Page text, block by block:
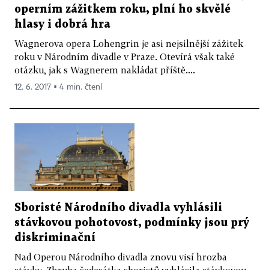
operním zážitkem roku, plní ho skvělé
hlasy i dobrá hra
Wagnerova opera Lohengrin je asi nejsilnější zážitek
roku v Národním divadle v Praze. Otevírá však také
otázku, jak s Wagnerem nakládat příště....
12. 6. 2017 ▪ 4 min. čtení
Sboristé Národního divadla vyhlásili
stávkovou pohotovost, podmínky jsou prý
diskriminační
Nad Operou Národního divadla znovu visí hrozba